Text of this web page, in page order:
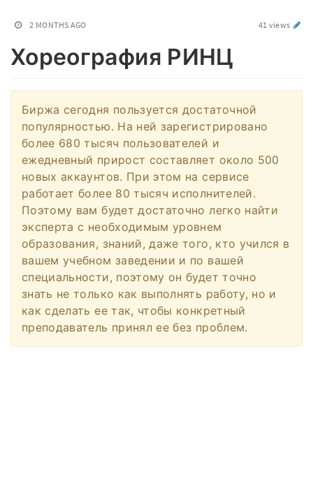
2 MONTHS AGO 41 views
Хореография РИНЦ
Биржа сегодня пользуется достаточной
популярностью. На ней зарегистрировано
более 680 тысяч пользователей и
ежедневный прирост составляет около 500
новых аккаунтов. При этом на сервисе
работает более 80 тысяч исполнителей.
Поэтому вам будет достаточно легко найти
эксперта с необходимым уровнем
образования, знаний, даже того, кто учился в
вашем учебном заведении и по вашей
специальности, поэтому он будет точно
знать не только как выполнять работу, но и
как сделать ее так, чтобы конкретный
преподаватель принял ее без проблем.